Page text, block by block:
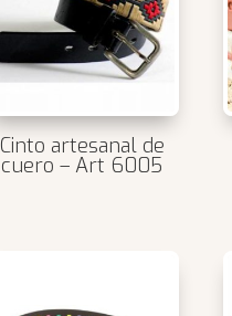
Cinto artesanal de
cuero – Art 6005